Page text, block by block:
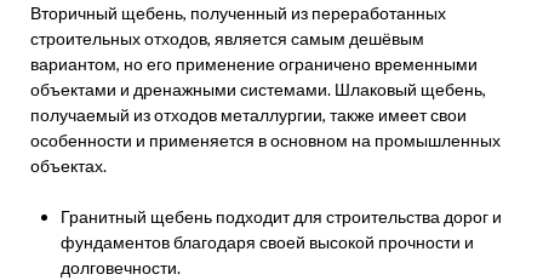
Вторичный щебень, полученный из переработанных
строительных отходов, является самым дешёвым
вариантом, но его применение ограничено временными
объектами и дренажными системами. Шлаковый щебень,
получаемый из отходов металлургии, также имеет свои
особенности и применяется в основном на промышленных
объектах.
Гранитный щебень подходит для строительства дорог и
фундаментов благодаря своей высокой прочности и
долговечности.